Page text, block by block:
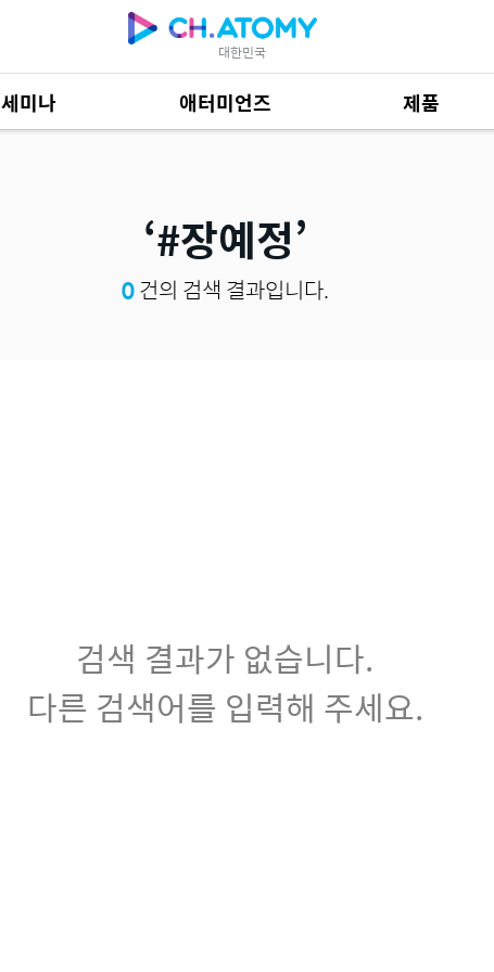
대한민국
세미나 애터미언즈 제품
제품 자료685
#장예정
0건의 검색 결과입니다.
검색 결과가 없습니다.
다른 검색어를 입력해 주세요.